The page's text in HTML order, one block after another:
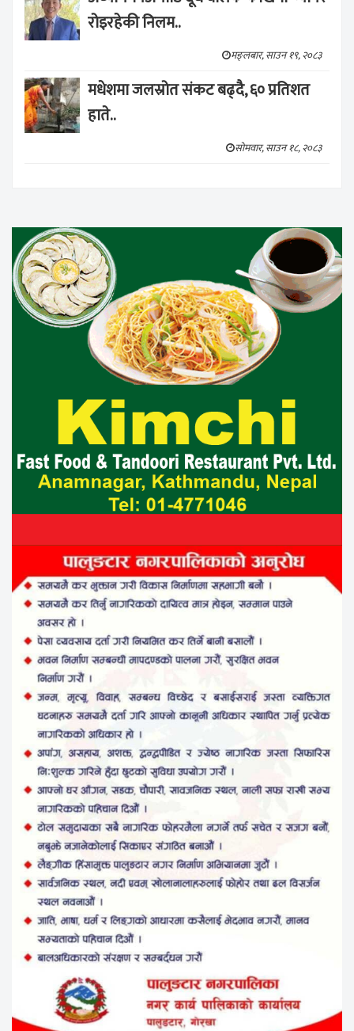
रोइरहेकी निलम..
मङ्लबार, साउन १९, २०८३
मधेशमा जलस्रोत संकट बढ्दै, ६० प्रतिशत
हाते..
सोमवार, साउन १८, २०८३